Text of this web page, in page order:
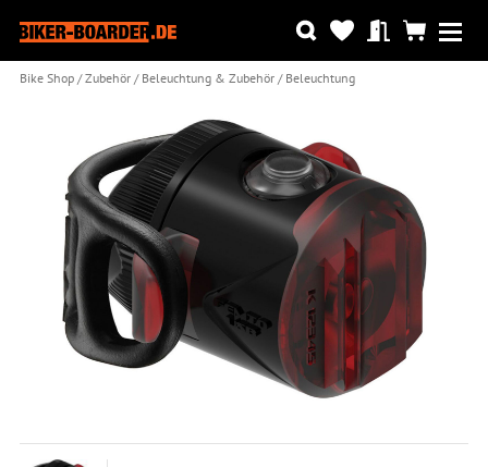
Bike Shop Zubehör Beleuchtung & Zubehör Beleuchtung